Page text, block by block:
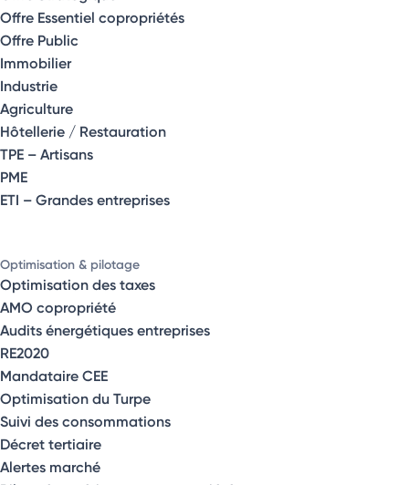
Offre Essentiel copropriétés
Offre Public
Immobilier
Industrie
Agriculture
Hôtellerie / Restauration
TPE – Artisans
PME
ETI – Grandes entreprises
Optimisation & pilotage
Optimisation des taxes
AMO copropriété
Audits énergétiques entreprises
RE2020
Mandataire CEE
Optimisation du Turpe
Suivi des consommations
Décret tertiaire
Alertes marché